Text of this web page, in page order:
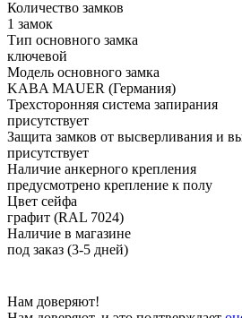
Количество замков
1 замок
Тип основного замка
ключевой
Модель основного замка
KABA MAUER (Германия)
Трехсторонняя система запирания
присутствует
Защита замков от высверливания и
присутствует
Наличие анкерного крепления
предусмотрено крепление к полу
Цвет сейфа
графит (RAL 7024)
Наличие в магазине
под заказ (3-5 дней)
Нам доверяют!